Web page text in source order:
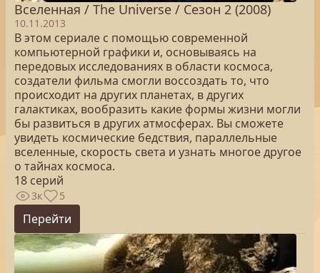
Вселенная / The Universe / Сезон 2 (2008)
10.11.2013
В этом сериале с помощью современной
компьютерной графики и, основываясь на
передовых исследованиях в области космоса,
создатели фильма смогли воссоздать то, что
происходит на других планетах, в других
галактиках, вообразить какие формы жизни могли
бы развиться в других атмосферах. Вы сможете
увидеть космические бедствия, параллельные
вселенные, скорость света и узнать многое другое
о тайнах космоса.
18 серий
3к 5
Перейти